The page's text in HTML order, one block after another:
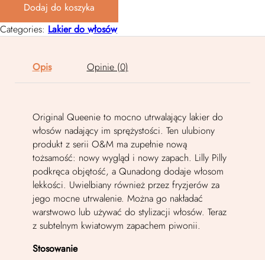
Dodaj do koszyka
Categories: Lakier do włosów
Opis Opinie (0)
Original Queenie to mocno utrwalający lakier do
włosów nadający im sprężystości. Ten ulubiony
produkt z serii O&M ma zupełnie nową
tożsamość: nowy wygląd i nowy zapach. Lilly Pilly
podkręca objętość, a Qunadong dodaje włosom
lekkości. Uwielbiany również przez fryzjerów za
jego mocne utrwalenie. Można go nakładać
warstwowo lub używać do stylizacji włosów. Teraz
z subtelnym kwiatowym zapachem piwonii.
Stosowanie